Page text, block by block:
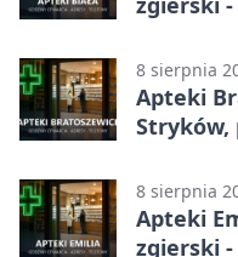
8 sierpnia
Apteki
Stryków,
8 sierpnia
Apteki
zgierski